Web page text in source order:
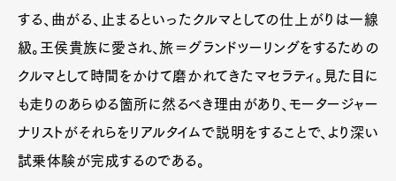
する、曲がる、止まるといったクルマとしての仕上がりは一線
級。王侯貴族に愛され、旅＝グランドツーリングをするための
クルマとして時間をかけて磨かれてきたマセラティ。見た目に
も走りのあらゆる箇所に然るべき理由があり、モータージャー
ナリストがそれらをリアルタイムで説明をすることで、より深い
試乗体験が完成するのである。